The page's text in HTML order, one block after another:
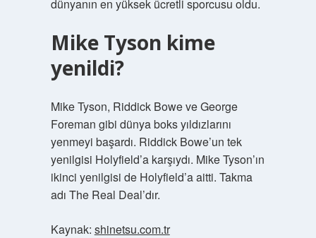
dünyanın en yüksek ücretli sporcusu oldu.
Mike Tyson kime
yenildi?
Mike Tyson, Riddick Bowe ve George
Foreman gibi dünya boks yıldızlarını
yenmeyi başardı. Riddick Bowe’un tek
yenilgisi Holyfield’a karşıydı. Mike Tyson’ın
ikinci yenilgisi de Holyfield’a aitti. Takma
adı The Real Deal’dır.
Kaynak: shinetsu.com.tr